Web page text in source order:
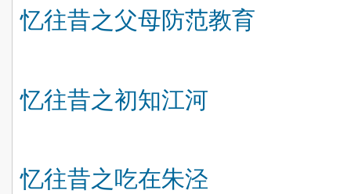
忆往昔之父母防范教育
忆往昔之初知江河
忆往昔之吃在朱泾